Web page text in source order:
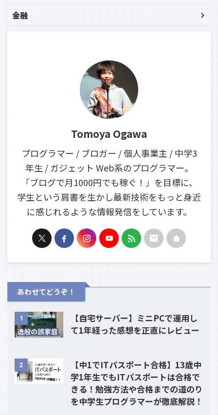
金融
Tomoya Ogawa
プログラマー / ブロガー / 個人事業主 / 中学3
年生 / ガジェット Web系のプログラマー。
「ブログで月1000円でも稼ぐ！」を目標に、
学生という肩書を生かし最新技術をもっと身近
に感じれるような情報発信をしています。
あわせてどうぞ！
1
【自宅サーバー】ミニPCで運用し
て1年経った感想を正直にレビュー
2
【中1でITパスポート合格】13歳中
学1年生でもITパスポートは合格で
きる！勉強方法や合格までの道のり
を中学生プログラマーが徹底解説！